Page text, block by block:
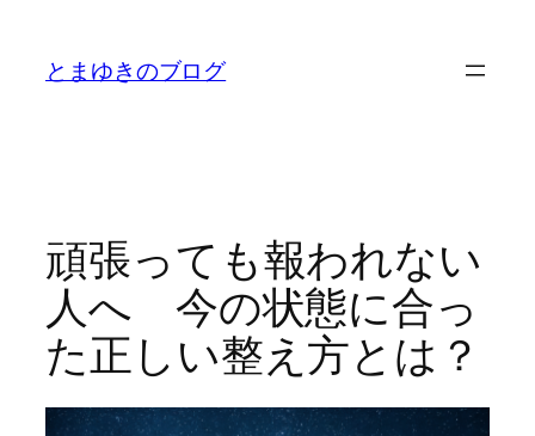
とまゆきのブログ
頑張っても報われない
人へ 今の状態に合っ
た正しい整え方とは？